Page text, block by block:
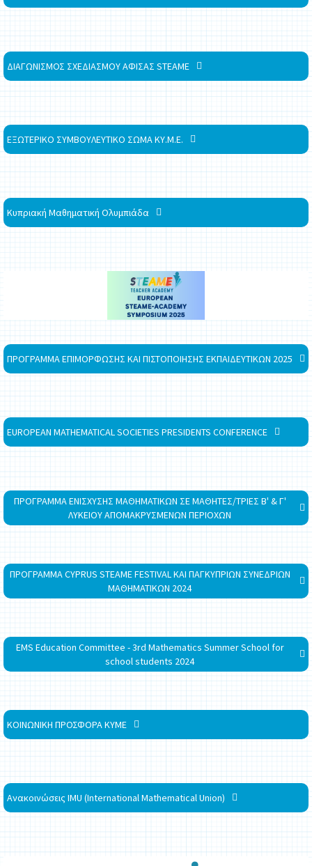
ΔΙΑΓΩΝΙΣΜΟΣ ΣΧΕΔΙΑΣΜΟΥ ΑΦΙΣΑΣ STEAME
ΕΞΩΤΕΡΙΚΟ ΣΥΜΒΟΥΛΕΥΤΙΚΟ ΣΩΜΑ ΚΥ.Μ.Ε.
Κυπριακή Μαθηματική Ολυμπιάδα
ΠΡΟΓΡΑΜΜΑ ΕΠΙΜΟΡΦΩΣΗΣ ΚΑΙ ΠΙΣΤΟΠΟΙΗΣΗΣ ΕΚΠΑΙΔΕΥΤΙΚΩΝ 2025
EUROPEAN MATHEMATICAL SOCIETIES PRESIDENTS CONFERENCE
ΠΡΟΓΡΑΜΜΑ ΕΝΙΣΧΥΣΗΣ ΜΑΘΗΜΑΤΙΚΩΝ ΣΕ ΜΑΘΗΤΕΣ/ΤΡΙΕΣ Β' & Γ'
ΛΥΚΕΙΟΥ ΑΠΟΜΑΚΡΥΣΜΕΝΩΝ ΠΕΡΙΟΧΩΝ
ΠΡΟΓΡΑΜΜΑ CYPRUS STEAME FESTIVAL ΚΑΙ ΠΑΓΚΥΠΡΙΩΝ ΣΥΝΕΔΡΙΩΝ
ΜΑΘΗΜΑΤΙΚΩΝ 2024
EMS Education Committee - 3rd Mathematics Summer School for
school students 2024
ΚΟΙΝΩΝΙΚΗ ΠΡΟΣΦΟΡΑ ΚΥΜΕ
Ανακοινώσεις IMU (International Mathematical Union)